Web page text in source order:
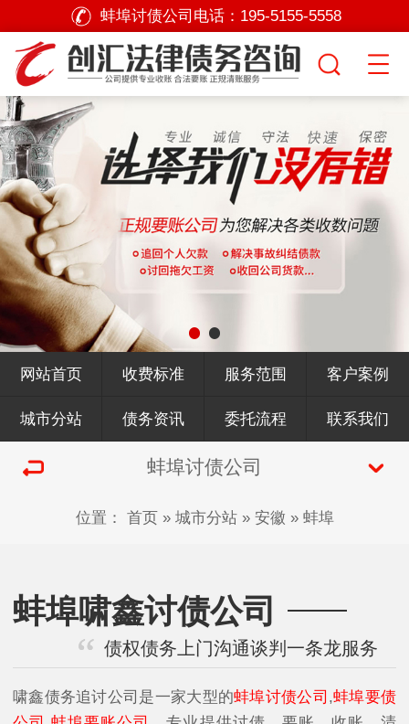
蚌埠讨债公司电话： 195-5155-5558
网站首页 收费标准 服务范围 客户案例
城市分站 债务资讯 委托流程 联系我们
蚌埠讨债公司
位置： 首页» 城市分站» 安徽 » 蚌埠
蚌埠啸鑫讨债公司
债权债务上门沟通谈判一条龙服务
啸鑫债务追讨公司是一家大型的蚌埠讨债公司 ,蚌埠要债